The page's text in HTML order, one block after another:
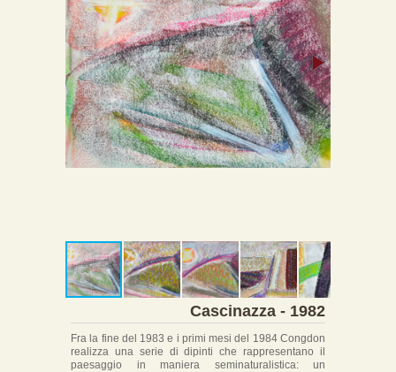
Cascinazza - 1982
Fra la fine del 1983 e i primi mesi del 1984 Congdon
realizza una serie di dipinti che rappresentano il
paesaggio in maniera seminaturalistica: un